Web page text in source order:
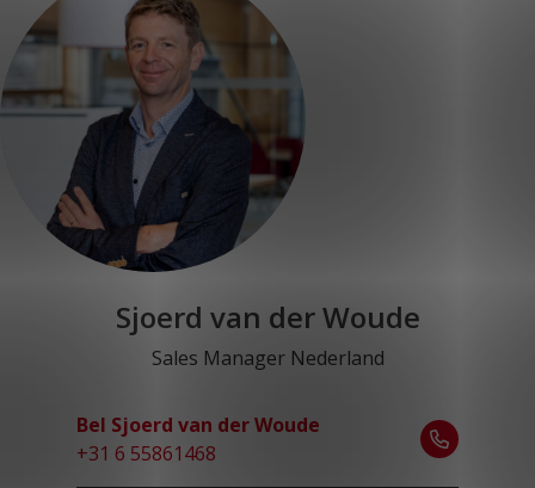
Sjoerd van der Woude
Sales Manager Nederland
Bel Sjoerd van der Woude
+31 6 55861468